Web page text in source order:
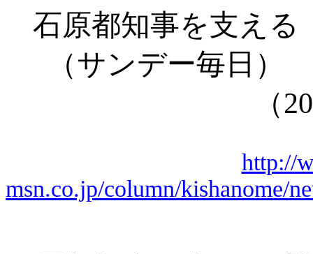
石原都知事を支える
（サンデー毎日
（
http://
msn.co.jp/column/kishanome/